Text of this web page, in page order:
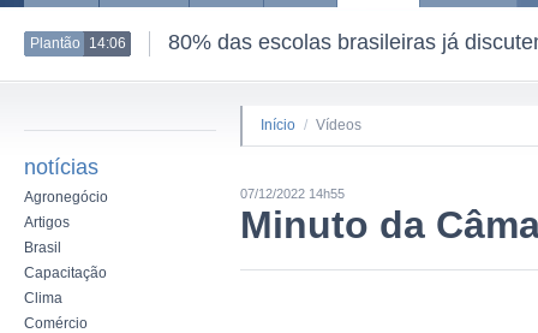
Plantão 14:06 80% das escolas brasileiras já
notícias
Agronegócio
Artigos
Brasil
Capacitação
Clima
Comércio
Início / Vídeos
07/12/2022 14h55
Minuto da